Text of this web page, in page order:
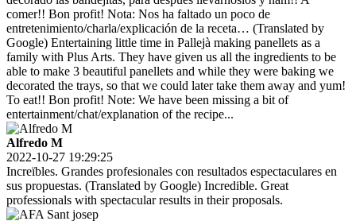
comer!! Bon profit! Nota: Nos ha faltado un poco de
entretenimiento/charla/explicación de la receta… (Translated by
Google) Entertaining little time in Pallejà making panellets as a
family with Plus Arts. They have given us all the ingredients to be
able to make 3 beautiful panellets and while they were baking we
decorated the trays, so that we could later take them away and yum!
To eat!! Bon profit! Note: We have been missing a bit of
entertainment/chat/explanation of the recipe...
Alfredo M
2022-10-27 19:29:25
Increïbles. Grandes profesionales con resultados espectaculares en
sus propuestas. (Translated by Google) Incredible. Great
professionals with spectacular results in their proposals.